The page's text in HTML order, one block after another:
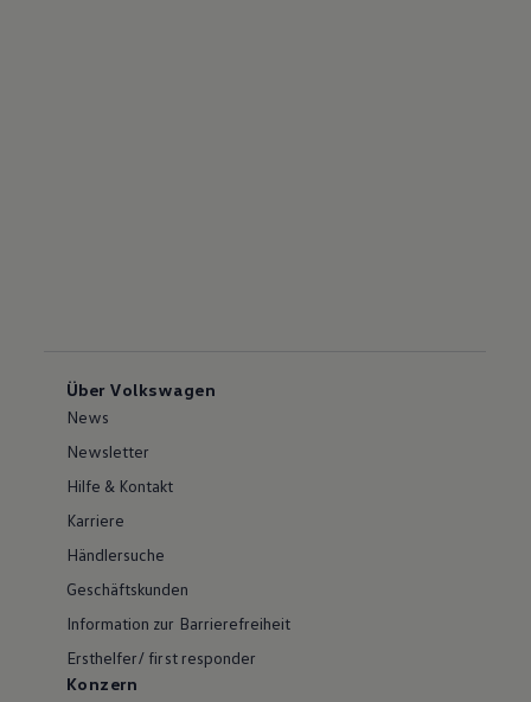
Über Volkswagen
News
Newsletter
Hilfe & Kontakt
Karriere
Händlersuche
Geschäftskunden
Information zur Barrierefreiheit
Ersthelfer/ first responder
Konzern